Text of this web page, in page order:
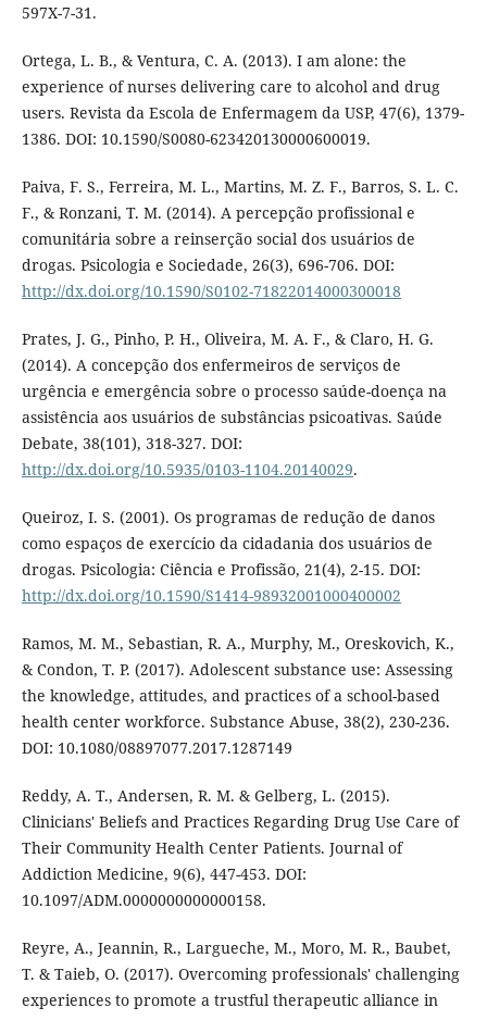
597X-7-31.
Ortega, L. B., & Ventura, C. A. (2013). I am alone: the
experience of nurses delivering care to alcohol and drug
users. Revista da Escola de Enfermagem da USP, 47(6), 1379-
1386. DOI: 10.1590/S0080-623420130000600019.
Paiva, F. S., Ferreira, M. L., Martins, M. Z. F., Barros, S. L. C.
F., & Ronzani, T. M. (2014). A percepção profissional e
comunitária sobre a reinserção social dos usuários de
drogas. Psicologia e Sociedade, 26(3), 696-706. DOI:
http://dx.doi.org/10.1590/S0102-71822014000300018
Prates, J. G., Pinho, P. H., Oliveira, M. A. F., & Claro, H. G.
(2014). A concepção dos enfermeiros de serviços de
urgência e emergência sobre o processo saúde-doença na
assistência aos usuários de substâncias psicoativas. Saúde
Debate, 38(101), 318-327. DOI:
http://dx.doi.org/10.5935/0103-1104.20140029.
Queiroz, I. S. (2001). Os programas de redução de danos
como espaços de exercício da cidadania dos usuários de
drogas. Psicologia: Ciência e Profissão, 21(4), 2-15. DOI:
http://dx.doi.org/10.1590/S1414-98932001000400002
Ramos, M. M., Sebastian, R. A., Murphy, M., Oreskovich, K.,
& Condon, T. P. (2017). Adolescent substance use: Assessing
the knowledge, attitudes, and practices of a school-based
health center workforce. Substance Abuse, 38(2), 230-236.
DOI: 10.1080/08897077.2017.1287149
Reddy, A. T., Andersen, R. M. & Gelberg, L. (2015).
Clinicians' Beliefs and Practices Regarding Drug Use Care of
Their Community Health Center Patients. Journal of
Addiction Medicine, 9(6), 447-453. DOI:
10.1097/ADM.0000000000000158.
Reyre, A., Jeannin, R., Largueche, M., Moro, M. R., Baubet,
T. & Taieb, O. (2017). Overcoming professionals' challenging
experiences to promote a trustful therapeutic alliance in